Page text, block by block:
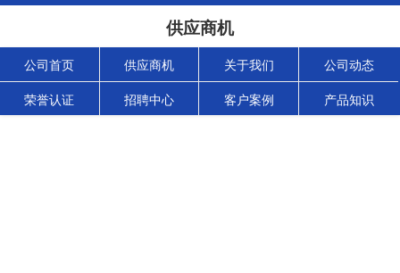
供应商机
公司首页 供应商机 关于我们 公司动态
荣誉认证 招聘中心 客户案例 产品知识